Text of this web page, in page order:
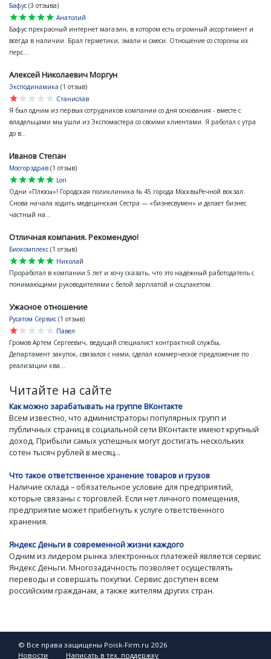
Бафус (3 отзыва)
star
star
star
star
star
Анатолий
Бафус прекрасный интернет магазин, в котором есть огромный ассортимент и
всегда в наличии. Брал герметики, эмали и смеси. Отношение со стороны их
перс...
Алексей Николаевич Моргун
Эксподинамика (1 отзыв)
star
star
star
star
star
Станислав
Я был одним из первых сотрудников компании со дня основания - вместе с
владельцами мы ушли из Экспомастера со своими клиентами. Я работал с утра
до в...
Иванов Степан
Мосгорздрав (1 отзыв)
star
star
star
star
star
Lori
Одни «Плюсы»! Городская поликлиника № 45 города МосквыРечной вокзал:
Снова начала ходить медецинская Сестра — «бизнесвумен» и делает бизнес
частный на...
Отличная компания. Рекомендую!
Биокомплекс (1 отзыв)
star
star
star
star
star
Николай
Проработал в компании 5 лет и хочу сказать, что это надёжный работодатель с
понимающими руководителями с белой зарплатой и соцпакетом.
Ужасное отношение
Русатом Сервис (1 отзыв)
star
star
star
star
star
Павел
Громов Артем Сергеевич, ведущий специалист контрактной службы,
Департамент закупок, связался с нами, сделал коммерческое предложение по
реализации ква...
Читайте на сайте
Как можно зарабатывать на группе ВКонтакте
Всем известно, что администраторы популярных групп и
публичных страниц в социальной сети ВКонтакте имеют крупный
доход. Прибыли самых успешных могут достигать нескольких
сотен тысяч рублей в месяц...
Что такое ответственное хранение товаров и грузов
Наличие склада – обязательное условие для предприятий,
которые связаны с торговлей. Если нет личного помещения,
предприятие может прибегнуть к услуге ответственного
хранения.
Яндекс Деньги в современной жизни каждого
Одним из лидером рынка электронных платежей является сервис
Яндекс Деньги. Многозадачность позволяет осуществлять
переводы и совершать покупки. Сервис доступен всем
российским гражданам, а также жителям других стран.
© Все права защищены Poisk-Firm.ru 2026
Новости
Написать в тех. поддержку